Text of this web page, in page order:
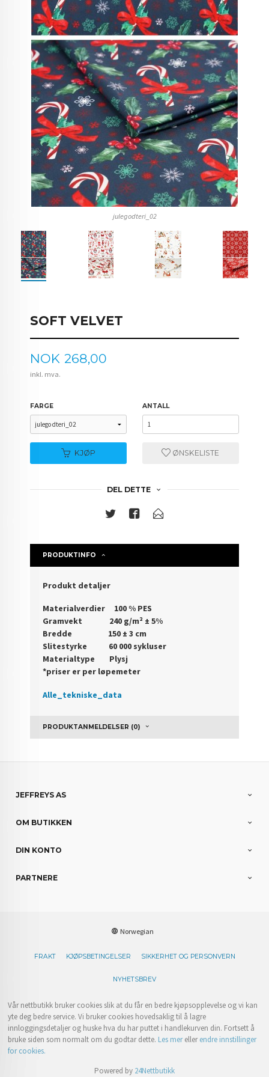
julegodteri_02
SOFT VELVET
Pris
NOK 268,00
inkl. mva.
FARGE ANTALL
KJØP ØNSKELISTE
DEL DETTE
PRODUKTINFO
Produkt detaljer
Materialverdier 100 % PES
Gramvekt 240 g/m² ± 5%
Bredde 150 ± 3 cm
Slitestyrke 60 000 sykluser
Materialtype Plysj
*priser er per løpemeter
Alle_tekniske_data
PRODUKTANMELDELSER (0)
JEFFREYS AS
OM BUTIKKEN
DIN KONTO
PARTNERE
Norwegian
FRAKT KJØPSBETINGELSER SIKKERHET OG PERSONVERN
NYHETSBREV
Vår nettbutikk bruker cookies slik at du får en bedre kjøpsopplevelse og vi kan
yte deg bedre service. Vi bruker cookies hovedsaklig til å lagre
innloggingsdetaljer og huske hva du har puttet i handlekurven din. Fortsett å
bruke siden som normalt om du godtar dette. Les merellerendre innstillinger
for cookies.
Powered by 24Nettbutikk